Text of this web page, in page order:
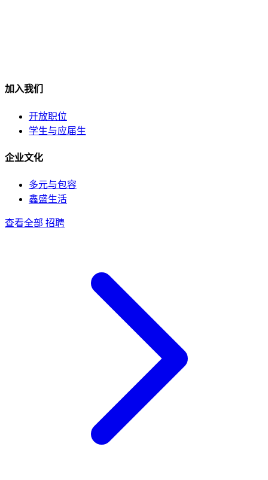
加入我们
开放职位
学生与应届生
企业文化
多元与包容
鑫盛生活
查看全部 招聘